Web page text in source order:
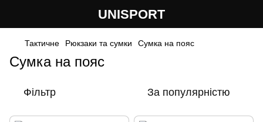
UNISPORT
Тактичне Рюкзаки та сумки Сумка на пояс
Сумка на пояс
Фільтр За популярністю